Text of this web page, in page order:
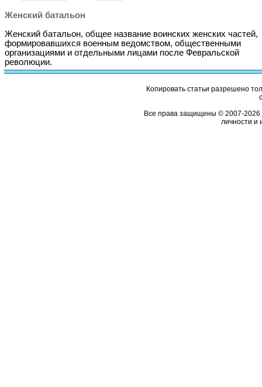
Женский батальон
Женский батальон, общее название воинских женских частей,
формировавшихся военным ведомством, общественными
организациями и отдельными лицами после Февральской
революции.
Копировать статьи разрешено
Все права защищены © 2007-2026
личности и